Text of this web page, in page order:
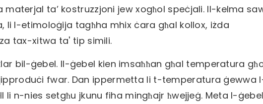
materjal ta’ kostruzzjoni jew xogħol speċjali. Il-kelma
li l-etimoloġija tagħha mhix ċara għal kollox, iżda
tax-xitwa ta' tip simili.
bil-ġebel. Il-ġebel kien imsaħħan għal temperatura
fwar. Dan ippermetta li t-temperatura ġewwa
li n-nies setgħu jkunu fiha mingħajr ħwejjeġ. Meta l-